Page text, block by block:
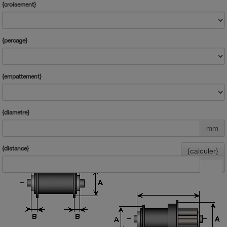
{croisement}
{percage}
{empattement}
{diametre}
mm
{distance} {calculer}